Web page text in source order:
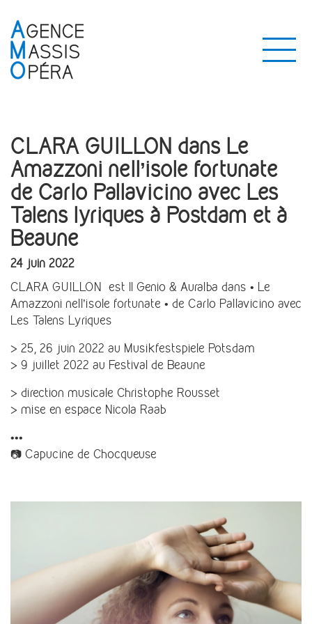
CLARA GUILLON dans Le
Amazzoni nell’isole fortunate
de Carlo Pallavicino avec Les
Talens lyriques à Postdam et à
Beaune
24 juin 2022
CLARA GUILLON est Il Genio & Auralba dans • Le
Amazzoni nell’isole fortunate • de Carlo Pallavicino avec
Les Talens Lyriques
> 25, 26 juin 2022 au Musikfestspiele Potsdam
> 9 juillet 2022 au Festival de Beaune
> direction musicale Christophe Rousset
> mise en espace Nicola Raab
•••
📷 Capucine de Chocqueuse